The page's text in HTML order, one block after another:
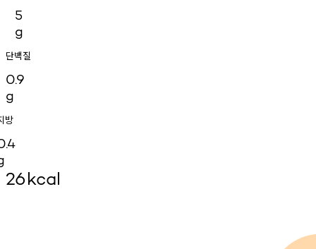
5
g
단백질
0.9
g
방
26kcal